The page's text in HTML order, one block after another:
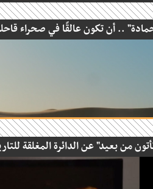
.. أن تكون عالقًا في صحراء قاحلة
من بعيد" عن الدائرة المغلقة للتاريخ